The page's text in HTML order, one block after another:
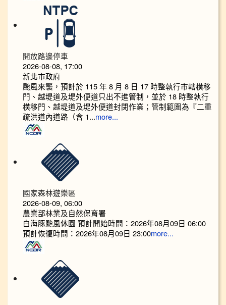
開放路邊停車
2026-08-08, 17:00
新北市政府
颱風來襲，預計於 115 年 8 月 8 日 17 時整執行市轄橫移
門、越堤道及堤外便道只出不進管制，並於 18 時整執行
橫移門、越堤道及堤外便道封閉作業；管制範圍為『二重
疏洪道內道路（含 1...more...
國家森林遊樂區
2026-08-09, 06:00
農業部林業及自然保育署
白海豚颱風休園 預計開始時間：2026年08月09日 06:00
預計恢復時間：2026年08月09日 23:00more...